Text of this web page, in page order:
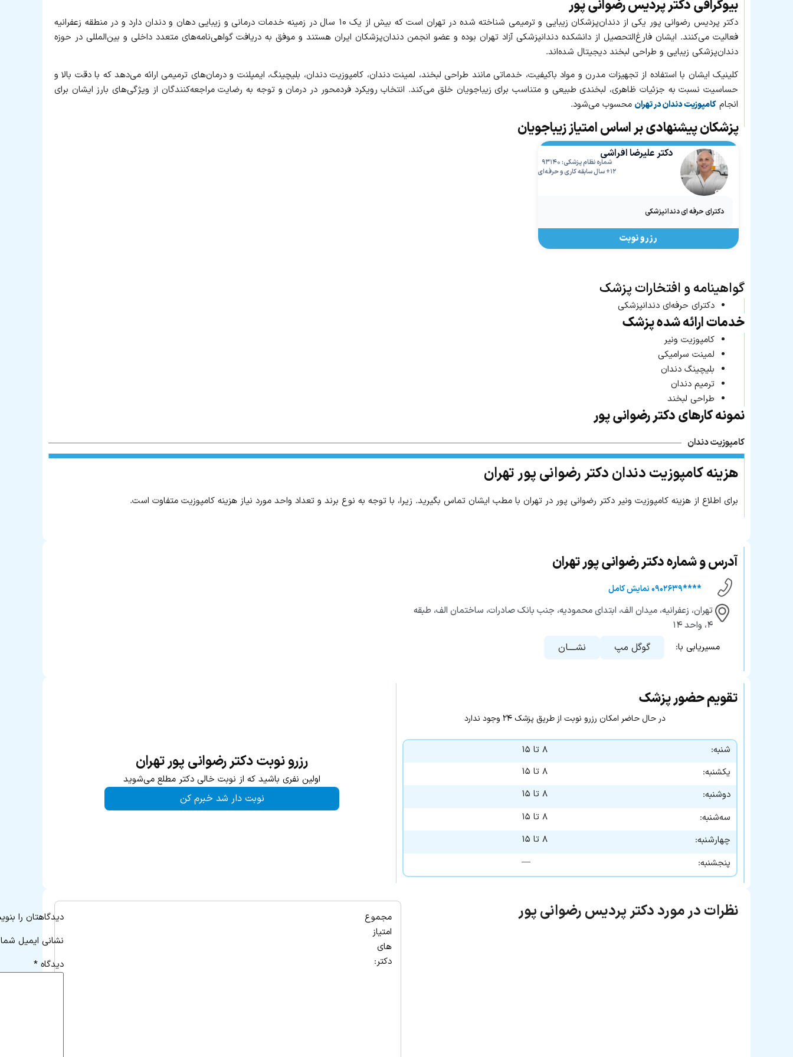
بیوگرافی دکتر پردیس رضوانی پور
دکتر پردیس رضوانی پور یکی از دندان‌پزشکان زیبایی و ترمیمی شناخته‌ شده در تهران است که بیش از یک ۱۰ سال در زمینه خدمات درمانی و زیبایی دهان و دندان دارد و در منطقه زعفرانیه
فعالیت می‌کنند. ایشان فارغ‌التحصیل از دانشکده دندانپزشکی آزاد تهران بوده و عضو انجمن دندان‌پزشکان ایران هستند و موفق به دریافت گواهی‌نامه‌های متعدد داخلی و بین‌المللی در حوزه
دندان‌پزشکی زیبایی و طراحی لبخند دیجیتال شده‌اند.
کلینیک ایشان با استفاده از تجهیزات مدرن و مواد باکیفیت، خدماتی مانند طراحی لبخند، لمینت دندان، کامپوزیت دندان، بلیچینگ، ایمپلنت و درمان‌های ترمیمی ارائه می‌دهد که با دقت بالا و
حساسیت نسبت به جزئیات ظاهری، لبخندی طبیعی و متناسب برای زیباجویان خلق می‌کند. انتخاب رویکرد فردمحور در درمان و توجه به رضایت مراجعه‌کنندگان از ویژگی‌های بارز ایشان برای
انجام کامپوزیت دندان در تهران محسوب می‌شود.
پزشکان پیشنهادی بر اساس امتیاز زیباجویان
دکتر علیرضا افراشی
شماره نظام پزشکی: ۹۳۱۴۰
۱۲+ سال سابقه کاری و حرفه‌ای
دکترای حرفه ای دندانپزشکی
رزرو نوبت
گواهینامه و افتخارات پزشک
دکترای حرفه‌ای دندانپزشکی
خدمات ارائه شده پزشک
کامپوزیت ونیر
لمینت سرامیکی
بلیچینگ دندان
ترمیم دندان
طراحی لبخند
نمونه کارهای دکتر رضوانی پور
کامپوزیت دندان
هزینه کامپوزیت دندان دکتر رضوانی پور تهران
برای اطلاع از هزینه کامپوزیت ونیر دکتر رضوانی پور در تهران با مطب ایشان تماس بگیرید. زیرا، با توجه به نوع برند و تعداد واحد مورد نیاز هزینه کامپوزیت متفاوت است.
آدرس و شماره دکتر رضوانی پور تهران
****۰۹۰۲۶۳۹ نمایش کامل
تهران، زعفرانیه، میدان الف، ابتدای محمودیه، جنب بانک صادرات، ساختمان الف، طبقه
۴، واحد ۱۴
مسیریابی با:
گوگل مپ نشــــان
تقویم حضور پزشک
در حال حاضر امکان رزرو نوبت از طریق پزشک ۲۴ وجود ندارد
شنبه:
۸ تا ۱۵
یکشنبه:
۸ تا ۱۵
دوشنبه:
۸ تا ۱۵
سه‌شنبه:
۸ تا ۱۵
چهارشنبه:
۸ تا ۱۵
پنجشنبه:
—
رزرو نوبت دکتر رضوانی پور تهران
اولین نفری باشید که از نوبت خالی دکتر مطلع می‌شوید
نوبت دار شد خبرم کن
نظرات در مورد دکتر پردیس رضوانی پور
مجموع
امتیاز
های
دکتر:
دیدگاهتان را
نشانی ایمیل
دیدگاه *